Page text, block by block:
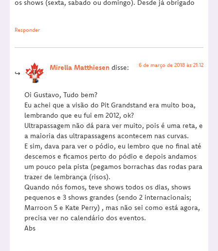
os shows (sexta, sabado ou domingo). Desde já obrigado
Responder
Mirella Matthiesen disse: 6 de março de 2018 às 21:12
Oi Gustavo, Tudo bem?
Eu achei que a visão do Pit Grandstand era muito boa,
lembrando que eu fui em 2012, ok?
Ultrapassagem não dá para ver muito, pois é uma reta, e
a maioria das ultrapassagens acontecem nas curvas.
E sim, dava para ver o pódio, eu lembro que no final até
descemos e ficamos perto do pódio e depois andamos
um pouco pela pista (pegamos borrachas das rodas para
trazer de lembrança (risos).
Quando nós fomos, teve shows todos os dias, shows
pequenos e 3 shows grandes (sendo 2 internacionais;
Marroon 5 e Kate Perry) , mas não sei como está agora,
precisa ver no calendário dos eventos.
Abs